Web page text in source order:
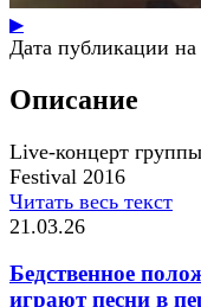
▶
Дата публикации на
Описание
Live-концерт
Festival 2016
Читать весь текст
21.03.26
Бедственное
играют песни в